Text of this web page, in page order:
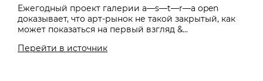
Ежегодный проект галерии a—s—t—r—a open
доказывает, что арт-рынок не такой закрытый, как
может показаться на первый взгляд &...
Перейти в источник